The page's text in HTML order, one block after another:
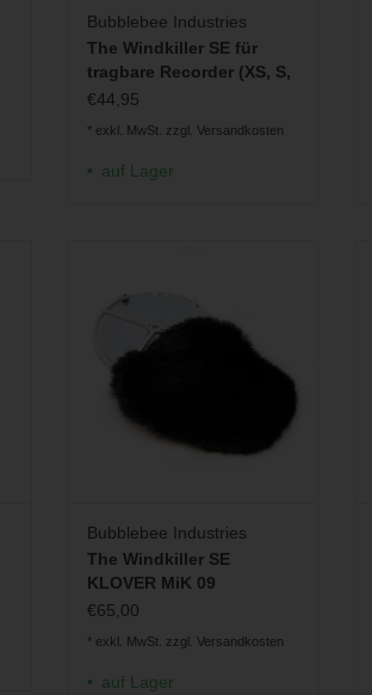
Bubblebee Industries
The Windkiller SE für
tragbare Recorder (XS, S,
M, L)
€44,95
* exkl. MwSt. zzgl. Versandkosten
auf Lager
ZUM WARENKORB HINZUFÜGEN
Bubblebee Industries
The Windkiller SE
KLOVER MiK 09
€65,00
* exkl. MwSt. zzgl. Versandkosten
auf Lager